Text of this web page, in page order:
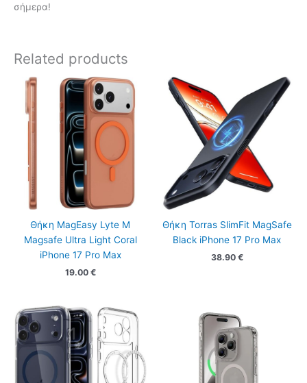
σήμερα!
Related products
Θήκη MagEasy Lyte M
Magsafe Ultra Light Coral
iPhone 17 Pro Max
19.00 €
Θήκη Torras SlimFit MagSafe
Black iPhone 17 Pro Max
38.90 €